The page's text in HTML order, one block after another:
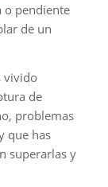
o pendiente
de un
vivido
de
problemas
que has
superarlas y